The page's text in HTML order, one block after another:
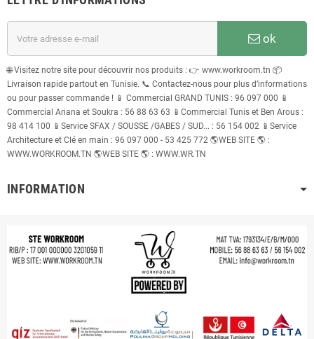
ok
🌐 Visitez notre site pour découvrir nos produits : 👉 www.workroom.tn 📦
Livraison rapide partout en Tunisie. 📞 Contactez-nous pour plus d’informations
ou pour passer commande ! 📱 Commercial GRAND TUNIS : 96 097 000 📱
Commercial Ariana et Soukra : 56 88 63 63 📱Commercial Tunis et Ben Arous :
98 414 100 📱Service SFAX / SOUSSE /GABES / SUD... : 56 154 002 📱Service
Architecture et Clé en main : 96 097 000 - 53 425 772 🌎WEB SITE 🌎 :
WWW.WORKROOM.TN 🌎WEB SITE 🌎 : WWW.WR.TN
INFORMATION